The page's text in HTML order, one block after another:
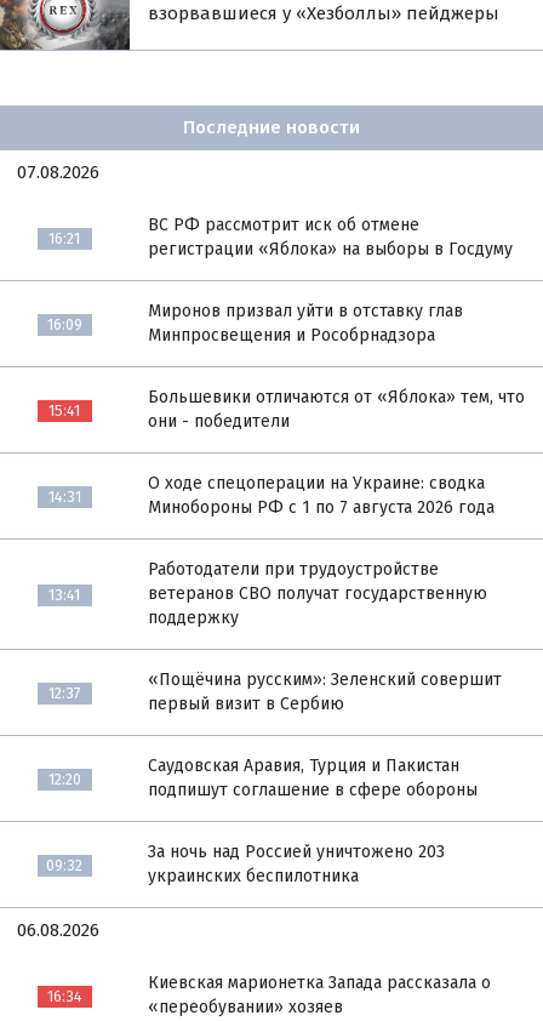
взорвавшиеся у «Хезболлы» пейджеры
Последние новости
07.08.2026
16:21
ВС РФ рассмотрит иск об отмене
регистрации «Яблока» на выборы в Госдуму
16:09
Миронов призвал уйти в отставку глав
Минпросвещения и Рособрнадзора
15:41
Большевики отличаются от «Яблока» тем, что
они - победители
14:31
О ходе спецоперации на Украине: сводка
Минобороны РФ с 1 по 7 августа 2026 года
13:41
Работодатели при трудоустройстве
ветеранов СВО получат государственную
поддержку
12:37
«Пощёчина русским»: Зеленский совершит
первый визит в Сербию
12:20
Саудовская Аравия, Турция и Пакистан
подпишут соглашение в сфере обороны
09:32
За ночь над Россией уничтожено 203
украинских беспилотника
06.08.2026
16:34
Киевская марионетка Запада рассказала о
«переобувании» хозяев